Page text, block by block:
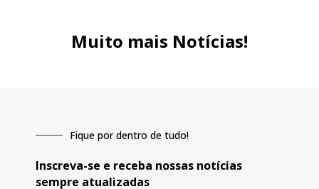
Muito mais Notícias!
Fique por dentro de tudo!
Inscreva-se e receba nossas notícias
sempre atualizadas